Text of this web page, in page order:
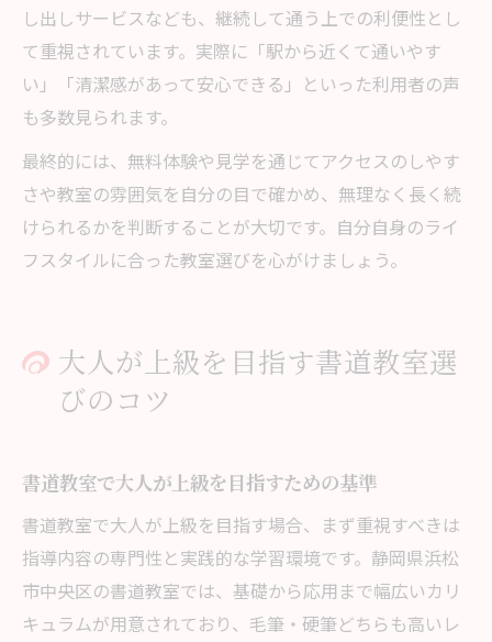
し出しサービスなども、継続して通う上での利便性とし
て重視されています。実際に「駅から近くて通いやす
い」「清潔感があって安心できる」といった利用者の声
も多数見られます。
最終的には、無料体験や見学を通じてアクセスのしやす
さや教室の雰囲気を自分の目で確かめ、無理なく長く続
けられるかを判断することが大切です。自分自身のライ
フスタイルに合った教室選びを心がけましょう。
大人が上級を目指す書道教室選
びのコツ
書道教室で大人が上級を目指すための基準
書道教室で大人が上級を目指す場合、まず重視すべきは
指導内容の専門性と実践的な学習環境です。静岡県浜松
市中央区の書道教室では、基礎から応用まで幅広いカリ
キュラムが用意されており、毛筆・硬筆どちらも高いレ